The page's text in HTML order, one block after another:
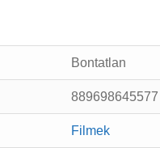
Bontatlan
889698645577
Filmek